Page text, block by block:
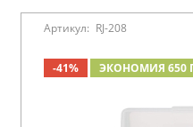
Артикул: RJ-208
-41% ЭКОНОМИЯ 650